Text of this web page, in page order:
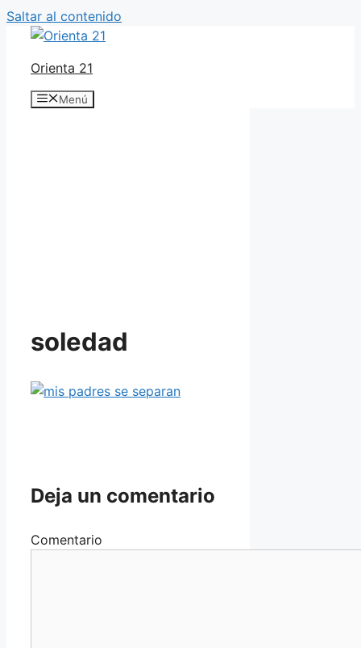
Saltar al contenido
Orienta 21
Menú
soledad
Deja un comentario
Comentario